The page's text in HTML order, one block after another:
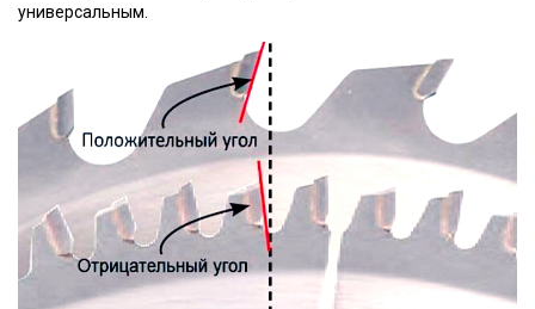
универсальным.